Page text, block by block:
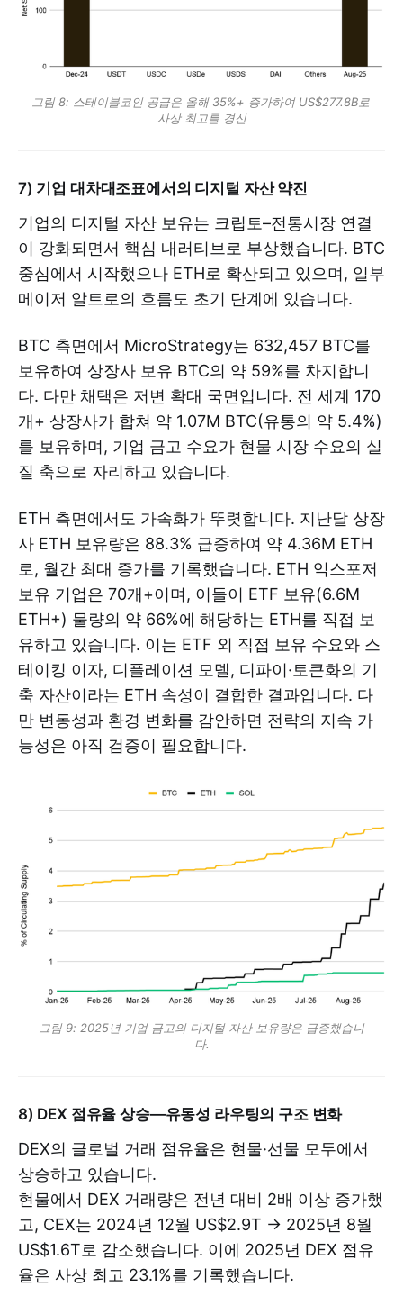
그림 8: 스테이블코인 공급은 올해 35%+ 증가하여 US$277.8B로
사상 최고를 경신
7) 기업 대차대조표에서의 디지털 자산 약진
기업의 디지털 자산 보유는 크립토–전통시장 연결
이 강화되면서 핵심 내러티브로 부상했습니다. BTC
중심에서 시작했으나 ETH로 확산되고 있으며, 일부
메이저 알트로의 흐름도 초기 단계에 있습니다.
BTC 측면에서 MicroStrategy는 632,457 BTC를
보유하여 상장사 보유 BTC의 약 59%를 차지합니
다. 다만 채택은 저변 확대 국면입니다. 전 세계 170
개+ 상장사가 합쳐 약 1.07M BTC(유통의 약 5.4%)
를 보유하며, 기업 금고 수요가 현물 시장 수요의 실
질 축으로 자리하고 있습니다.
ETH 측면에서도 가속화가 뚜렷합니다. 지난달 상장
사 ETH 보유량은 88.3% 급증하여 약 4.36M ETH
로, 월간 최대 증가를 기록했습니다. ETH 익스포저
보유 기업은 70개+이며, 이들이 ETF 보유(6.6M
ETH+) 물량의 약 66%에 해당하는 ETH를 직접 보
유하고 있습니다. 이는 ETF 외 직접 보유 수요와 스
테이킹 이자, 디플레이션 모델, 디파이·토큰화의 기
축 자산이라는 ETH 속성이 결합한 결과입니다. 다
만 변동성과 환경 변화를 감안하면 전략의 지속 가
능성은 아직 검증이 필요합니다.
그림 9: 2025년 기업 금고의 디지털 자산 보유량은 급증했습니
다.
8) DEX 점유율 상승—유동성 라우팅의 구조 변화
DEX의 글로벌 거래 점유율은 현물·선물 모두에서
상승하고 있습니다.
현물에서 DEX 거래량은 전년 대비 2배 이상 증가했
고, CEX는 2024년 12월 US$2.9T → 2025년 8월
US$1.6T로 감소했습니다. 이에 2025년 DEX 점유
율은 사상 최고 23.1%를 기록했습니다.